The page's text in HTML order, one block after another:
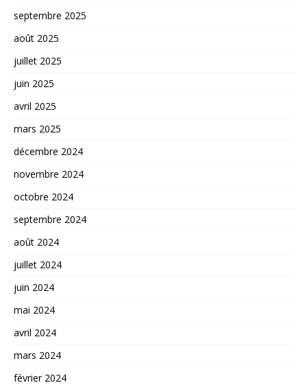
septembre 2025
août 2025
juillet 2025
juin 2025
avril 2025
mars 2025
décembre 2024
novembre 2024
octobre 2024
septembre 2024
août 2024
juillet 2024
juin 2024
mai 2024
avril 2024
mars 2024
février 2024